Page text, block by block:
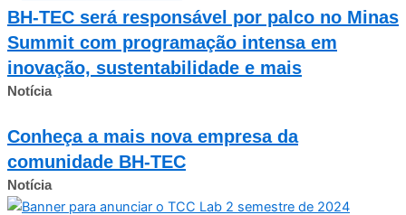
BH-TEC será responsável por palco no Minas
Summit com programação intensa em
inovação, sustentabilidade e mais
Notícia
Conheça a mais nova empresa da
comunidade BH-TEC
Notícia